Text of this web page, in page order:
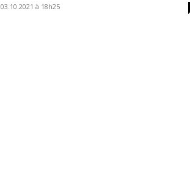
03.10.2021 à 18h25